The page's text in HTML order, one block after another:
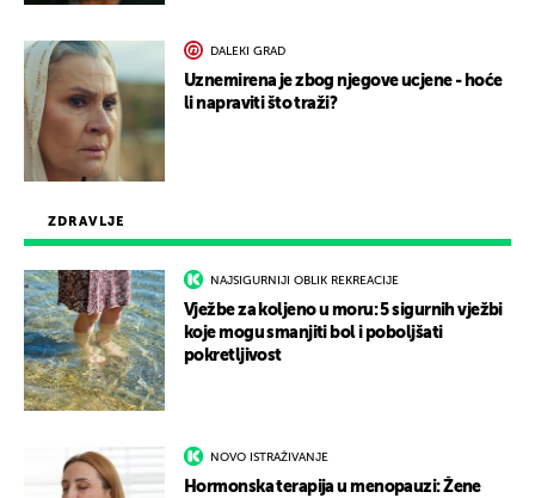
ZDRAVLJE
NAJSIGURNIJI OBLIK REKREACIJE
Vježbe za koljeno u moru: 5 sigurnih vježbi
koje mogu smanjiti bol i poboljšati
pokretljivost
NOVO ISTRAŽIVANJE
Hormonska terapija u menopauzi: Žene
DALEKI GRAD
Uznemirena je zbog njegove ucjene - hoće
li napraviti što traži?